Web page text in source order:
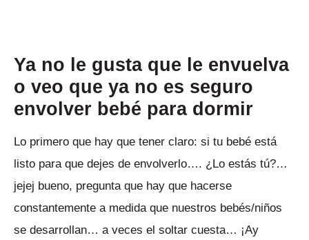
Ya no le gusta que le envuelva
o veo que ya no es seguro
envolver bebé para dormir
Lo primero que hay que tener claro: si tu bebé está
listo para que dejes de envolverlo…. ¿Lo estás tú?…
jejej bueno, pregunta que hay que hacerse
constantemente a medida que nuestros bebés/niños
se desarrollan… a veces el soltar cuesta… ¡Ay